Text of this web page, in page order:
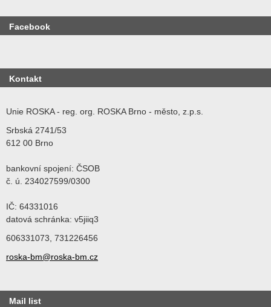
Facebook
Kontakt
Unie ROSKA - reg. org. ROSKA Brno - město, z.p.s.
Srbská 2741/53
612 00 Brno
bankovní spojení: ČSOB
č. ú. 234027599/0300
IČ: 64331016
datová schránka: v5jiiq3
606331073, 731226456
roska-bm@roska-bm.cz
Mail list